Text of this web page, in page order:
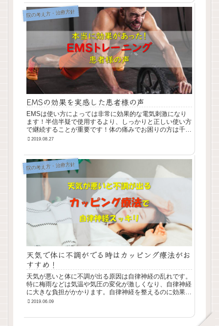
院の考え方・治療方針
EMSの効果を実感した患者様の声
EMSは使い方によっては非常に効果的な電気刺激になり
ます！半信半疑で使用するより、しっかりと正しい使い方
で継続することが重要です！体の痛みでお困りの方は千葉
県千葉市にあるほっと鍼灸接骨院にご相談ください。| ほ
2019.08.27
院の考え方・治療方針
天気で体に不調がでる時はカッピング療法がお
すすめ！
天気が悪いと体に不調が出る原因は自律神経の乱れです。
特に梅雨などは気温や気圧の変化が激しくなり、自律神経
に大きな負担がかかります。自律神経を整えるのに効果的
なカッピング療法について説明していきます。 | ほっと鍼
2019.06.09